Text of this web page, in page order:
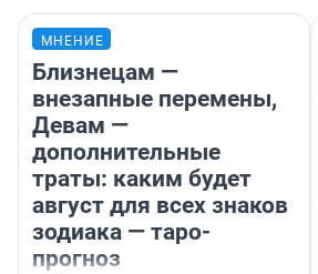
МНЕНИЕ
Близнецам —
внезапные перемены,
Девам —
дополнительные
траты: каким будет
август для всех знаков
зодиака — таро-
прогноз